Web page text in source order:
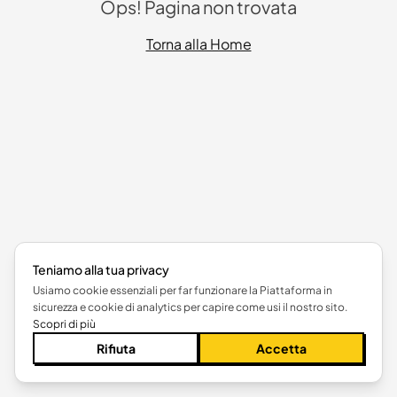
Ops! Pagina non trovata
Torna alla Home
Teniamo alla tua privacy
Usiamo cookie essenziali per far funzionare la Piattaforma in
sicurezza e cookie di analytics per capire come usi il nostro sito.
Scopri di più
Rifiuta Accetta